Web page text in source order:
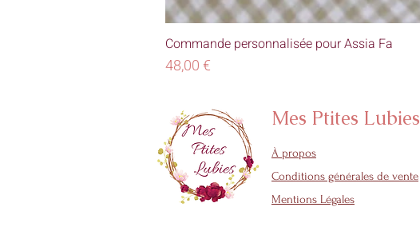
Commande personnalisée pour Assia Fa
Prix
48,00 €
Mes Ptites Lubies
À propos
Conditions générales de vente
Mentions Légales